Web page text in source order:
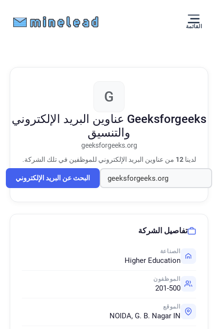
القائمة
G
Geeksforgeeks عناوين البريد الإلكتروني
والتنسيق
geeksforgeeks.org
لدينا12 من عناوين البريد الإلكتروني للموظفين في تلك الشركة.
البحث عن البريد الإلكتروني
تفاصيل الشركة
الصناعة
Higher Education
الموظفون
201-500
الموقع
NOIDA, G. B. Nagar IN